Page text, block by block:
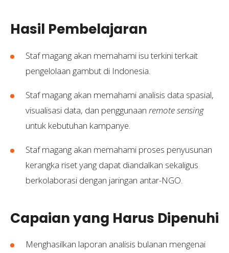
Hasil Pembelajaran
Staf magang akan memahami isu terkini terkait
pengelolaan gambut di Indonesia.
Staf magang akan memahami analisis data spasial,
visualisasi data, dan penggunaan remote sensing
untuk kebutuhan kampanye.
Staf magang akan memahami proses penyusunan
kerangka riset yang dapat diandalkan sekaligus
berkolaborasi dengan jaringan antar-NGO.
Capaian yang Harus Dipenuhi
Menghasilkan laporan analisis bulanan mengenai